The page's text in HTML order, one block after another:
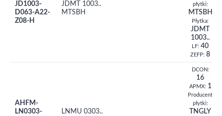
JD1003-
D063-A22-
Z08-H
JDMT 1003..
MTSBH
płytki:
MTSBH
Płytka:
JDMT
1003..
LF: 40
ZEFP: 8
AHFM-
LN0303-
LNMU 0303..
DCON:
16
APMX: 1
Producent
płytki:
TNGLY